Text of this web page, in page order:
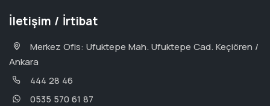
İletişim / İrtibat
Merkez Ofis: Ufuktepe Mah. Ufuktepe Cad. Keçiören /
Ankara
444 28 46
0535 570 61 87